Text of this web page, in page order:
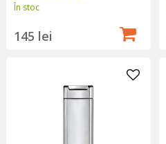
În stoc
145 lei